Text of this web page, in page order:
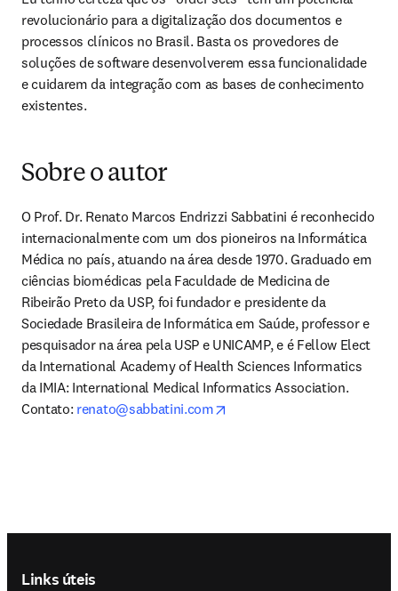
revolucionário para a digitalização dos documentos e
processos clínicos no Brasil. Basta os provedores de
soluções de software desenvolverem essa funcionalidade
e cuidarem da integração com as bases de conhecimento
existentes.
Sobre o autor
O Prof. Dr. Renato Marcos Endrizzi Sabbatini é reconhecido
internacionalmente com um dos pioneiros na Informática
Médica no país, atuando na área desde 1970. Graduado em
ciências biomédicas pela Faculdade de Medicina de
Ribeirão Preto da USP, foi fundador e presidente da
Sociedade Brasileira de Informática em Saúde, professor e
pesquisador na área pela USP e UNICAMP, e é Fellow Elect
da International Academy of Health Sciences Informatics
da IMIA: International Medical Informatics Association.
Contato: renato@sabbatini.com
Links úteis